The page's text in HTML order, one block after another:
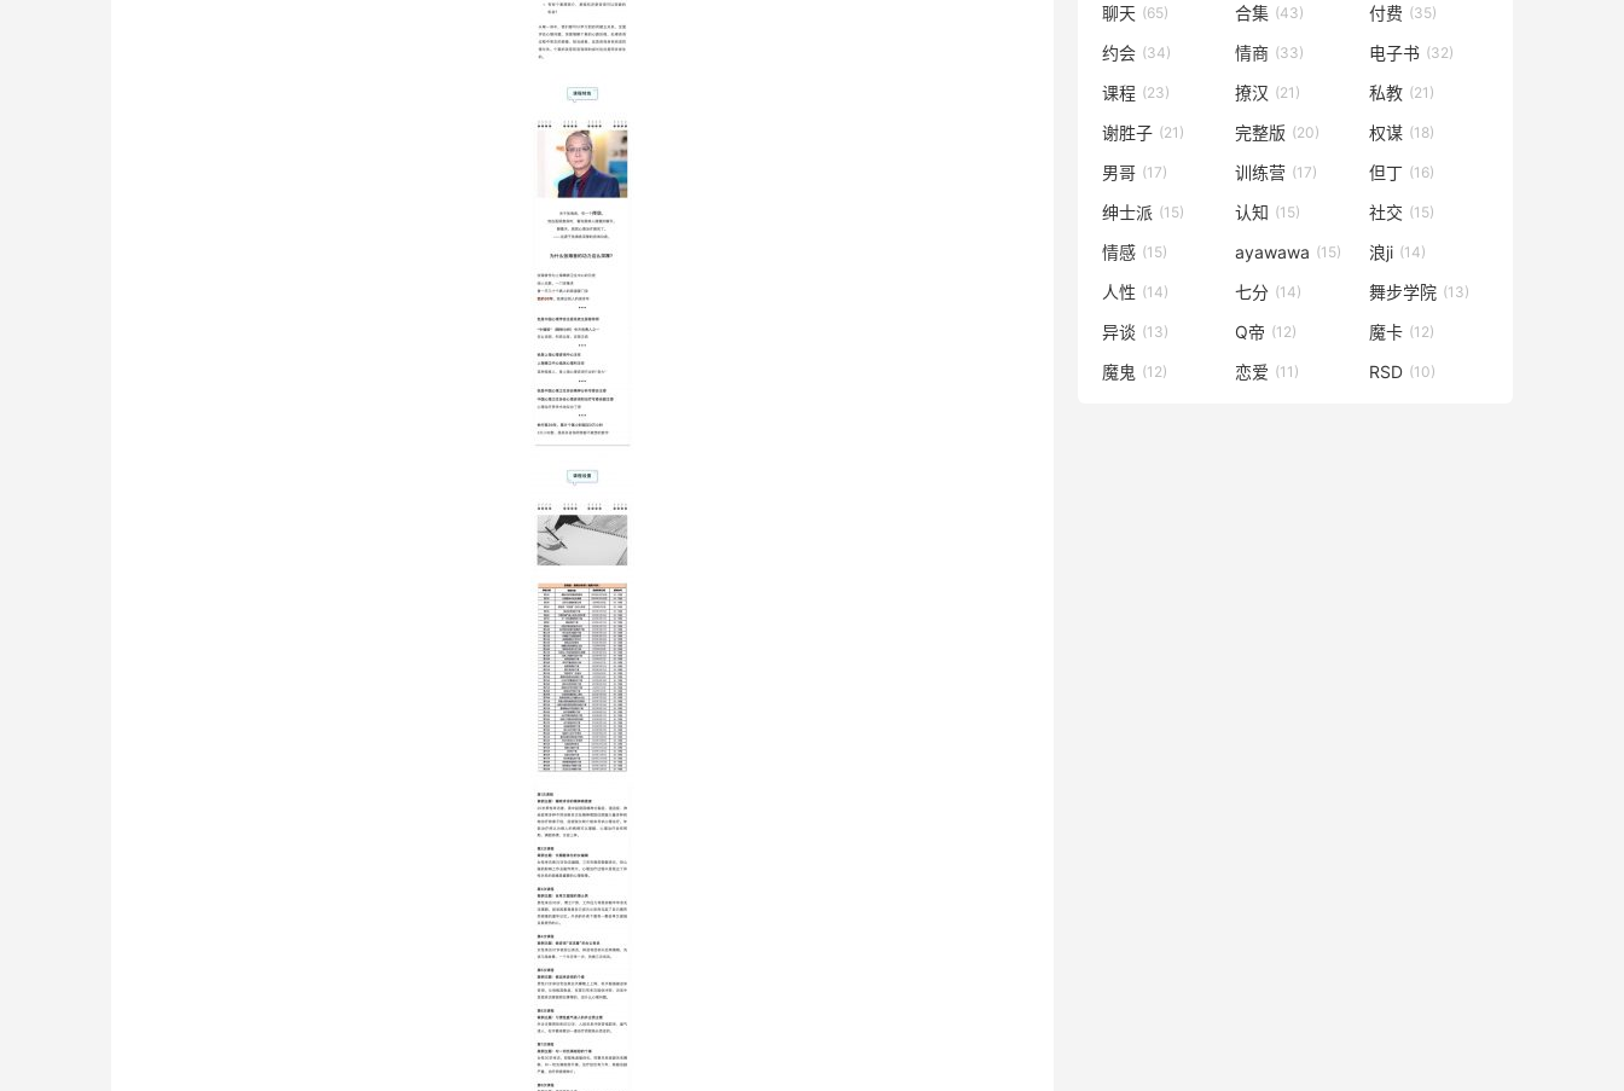
聊天 (65) 合集 (43) 付费 (35)
约会 (34) 情商 (33) 电子书 (32)
课程 (23) 撩汉 (21) 私教 (21)
谢胜子 (21) 完整版 (20) 权谋 (18)
男哥 (17) 训练营 (17) 但丁 (16)
绅士派 (15) 认知 (15) 社交 (15)
情感 (15) ayawawa (15) 浪ji (14)
人性 (14) 七分 (14) 舞步学院 (13)
异谈 (13) Q帝 (12) 魔卡 (12)
魔鬼 (12) 恋爱 (11) RSD (10)